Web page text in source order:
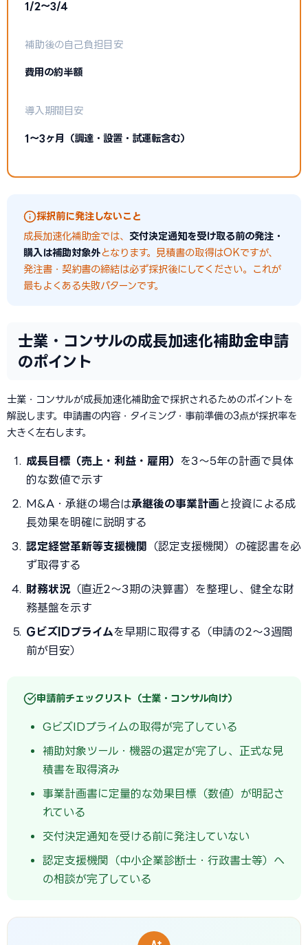
1/2〜3/4
補助後の自己負担目安
費用の約半額
導入期間目安
1〜3ヶ月（調達・設置・試運転含む）
採択前に発注しないこと
成長加速化補助金では、 交付決定通知を受け取る前の発注・
購入は補助対象外 となります。見積書の取得はOKですが、
発注書・契約書の締結は必ず採択後にしてください。これが
最もよくある失敗パターンです。
士業・コンサルの成長加速化補助金申請
のポイント
士業・コンサルが成長加速化補助金で採択されるためのポイントを
解説します。申請書の内容・タイミング・事前準備の3点が採択率を
大きく左右します。
成長目標（売上・利益・雇用） を3〜5年の計画で具体
的な数値で示す
M&A・承継の場合は承継後の事業計画と投資による成
長効果を明確に説明する
認定経営革新等支援機関
（認定支援機関）の確認書を必
ず取得する
財務状況（直近2〜3期の決算書）を整理し、健全な財
務基盤を示す
GビズIDプライムを早期に取得する（申請の2〜3週間
前が目安）
申請前チェックリスト（士業・コンサル向け）
GビズIDプライムの取得が完了している
補助対象ツール・機器の選定が完了し、正式な見
積書を取得済み
事業計画書に定量的な効果目標（数値）が明記さ
れている
交付決定通知を受ける前に発注していない
認定支援機関（中小企業診断士・行政書士等）へ
の相談が完了している